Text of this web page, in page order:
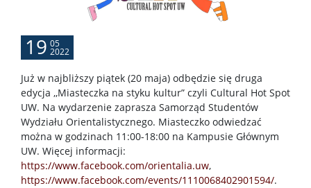
19 05
2022
Już w najbliższy piątek (20 maja) odbędzie się druga
edycja ,,Miasteczka na styku kultur” czyli Cultural Hot Spot
UW. Na wydarzenie zaprasza Samorząd Studentów
Wydziału Orientalistycznego. Miasteczko odwiedzać
można w godzinach 11:00-18:00 na Kampusie Głównym
UW. Więcej informacji:
https://www.facebook.com/orientalia.uw,
https://www.facebook.com/events/1110068402901594/.